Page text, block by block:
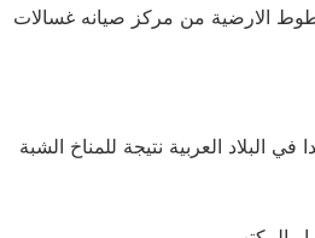
الارضية من مركز صيانه غسالات
العربية نتيجة للمناخ الشبة